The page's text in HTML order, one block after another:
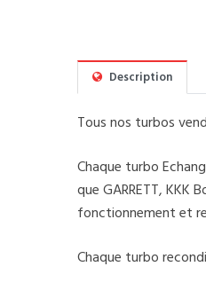
Description
Tous nos turbos
Chaque turbo
que GARRETT,
fonctionnement et
Chaque turbo